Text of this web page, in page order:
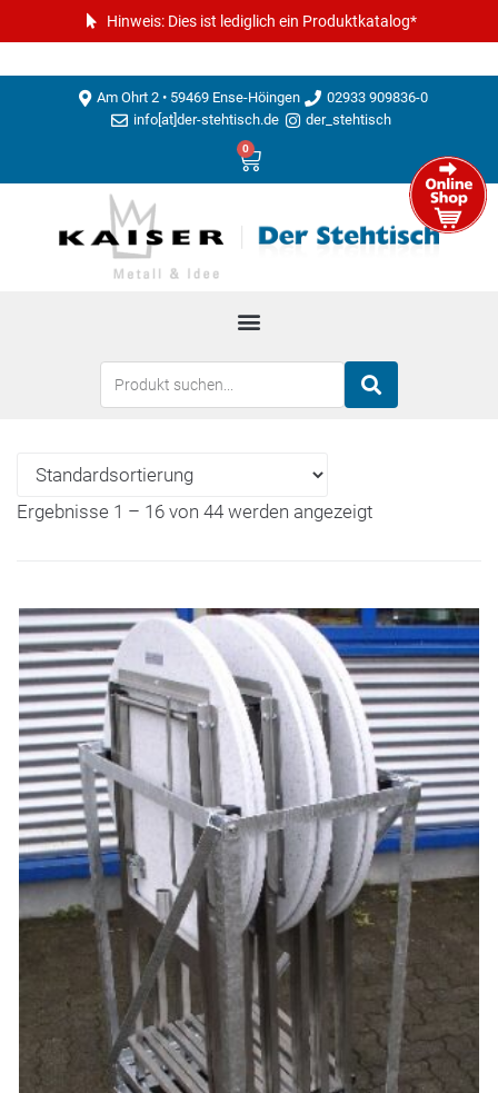
Hinweis: Dies ist lediglich ein Produktkatalog*
Am Ohrt 2 • 59469 Ense-Höingen
02933 909836-0
info[at]der-stehtisch.de
der_stehtisch
0
Ergebnisse 1 – 16 von 44 werden angezeigt